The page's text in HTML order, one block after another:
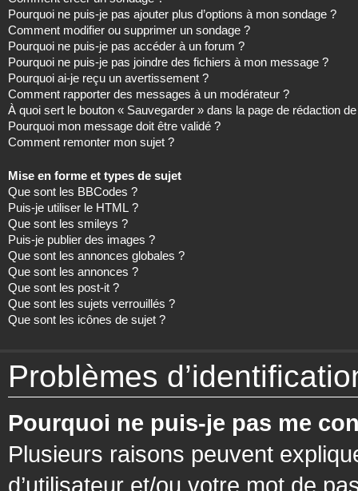
Pourquoi ne puis-je pas ajouter plus d’options à mon sondage ?
Comment modifier ou supprimer un sondage ?
Pourquoi ne puis-je pas accéder à un forum ?
Pourquoi ne puis-je pas joindre des fichiers à mon message ?
Pourquoi ai-je reçu un avertissement ?
Comment rapporter des messages à un modérateur ?
À quoi sert le bouton « Sauvegarder » dans la page de rédaction
Pourquoi mon message doit être validé ?
Comment remonter mon sujet ?
Mise en forme et types de sujet
Que sont les BBCodes ?
Puis-je utiliser le HTML ?
Que sont les smileys ?
Puis-je publier des images ?
Que sont les annonces globales ?
Que sont les annonces ?
Que sont les post-it ?
Que sont les sujets verrouillés ?
Que sont les icônes de sujet ?
Problèmes
Pourquoi ne puis-je pas me
Plusieurs raisons peuvent
d’utilisateur et/ou votre mot de